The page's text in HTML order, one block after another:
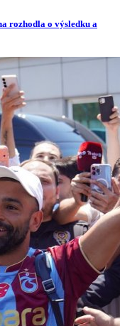
rozhodla o výsledku a